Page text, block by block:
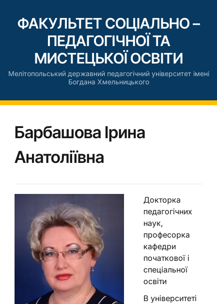
ФАКУЛЬТЕТ СОЦІАЛЬНО –
ПЕДАГОГІЧНОЇ ТА
МИСТЕЦЬКОЇ ОСВІТИ
Мелітопольський державний педагогічний університет імені
Богдана Хмельницького
Барбашова Ірина
Анатоліївна
Докторка
педагогічних
наук,
професорка
кафедри
початкової і
спеціальної
освіти
В університеті